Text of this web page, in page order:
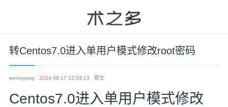
转Centos7.0进入单用户模式修改root密码
woniuyang 2024-08-17 12:53:13 原文
Centos7.0进入单用户模式修改